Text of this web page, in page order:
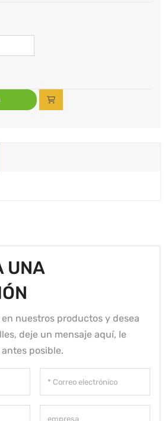
UNA
nuestros productos y desea
deje un mensaje aquí, le
posible.